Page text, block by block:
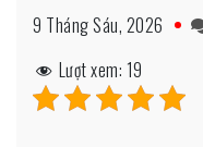
9 Tháng Sáu, 2026
Lượt xem: 19